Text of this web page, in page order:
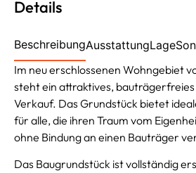
Details
BeschreibungAusstattungLage
Im neu erschlossenen Wohngebiet
steht ein attraktives, bauträgerfreies
Verkauf. Das Grundstück bietet
für alle, die ihren Traum vom
ohne Bindung an einen Bauträger
Das Baugrundstück ist vollständig